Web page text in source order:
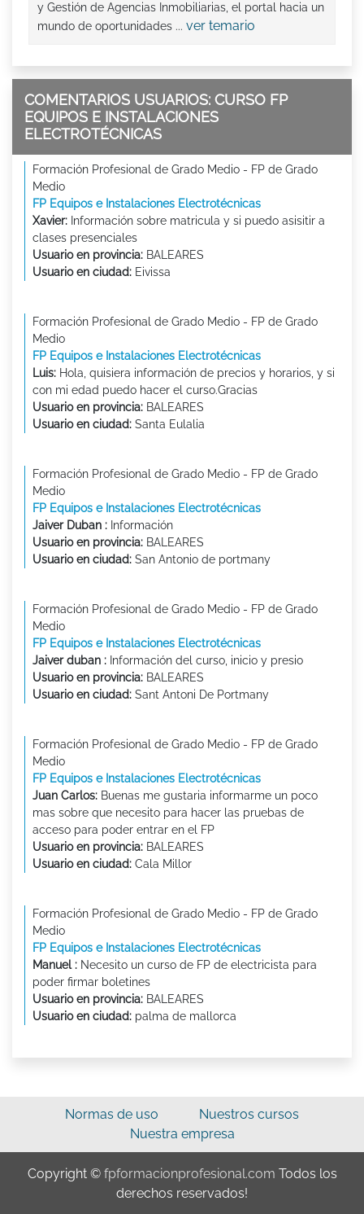
y Gestión de Agencias Inmobiliarias, el portal hacia un
mundo de oportunidades ... ver temario
COMENTARIOS USUARIOS: CURSO FP
EQUIPOS E INSTALACIONES
ELECTROTÉCNICAS
Formación Profesional de Grado Medio - FP de Grado
Medio
FP Equipos e Instalaciones Electrotécnicas
Xavier: Información sobre matricula y si puedo asisitir a
clases presenciales
Usuario en provincia: BALEARES
Usuario en ciudad: Eivissa
Formación Profesional de Grado Medio - FP de Grado
Medio
FP Equipos e Instalaciones Electrotécnicas
Luis: Hola, quisiera información de precios y horarios, y si
con mi edad puedo hacer el curso.Gracias
Usuario en provincia: BALEARES
Usuario en ciudad: Santa Eulalia
Formación Profesional de Grado Medio - FP de Grado
Medio
FP Equipos e Instalaciones Electrotécnicas
Jaiver Duban : Información
Usuario en provincia: BALEARES
Usuario en ciudad: San Antonio de portmany
Formación Profesional de Grado Medio - FP de Grado
Medio
FP Equipos e Instalaciones Electrotécnicas
Jaiver duban : Información del curso, inicio y presio
Usuario en provincia: BALEARES
Usuario en ciudad: Sant Antoni De Portmany
Formación Profesional de Grado Medio - FP de Grado
Medio
FP Equipos e Instalaciones Electrotécnicas
Juan Carlos: Buenas me gustaria informarme un poco
mas sobre que necesito para hacer las pruebas de
acceso para poder entrar en el FP
Usuario en provincia: BALEARES
Usuario en ciudad: Cala Millor
Formación Profesional de Grado Medio - FP de Grado
Medio
FP Equipos e Instalaciones Electrotécnicas
Manuel : Necesito un curso de FP de electricista para
poder firmar boletines
Usuario en provincia: BALEARES
Usuario en ciudad: palma de mallorca
Normas de uso
Nuestros cursos
Nuestra empresa
Copyright © fpformacionprofesional.com Todos los
derechos reservados!